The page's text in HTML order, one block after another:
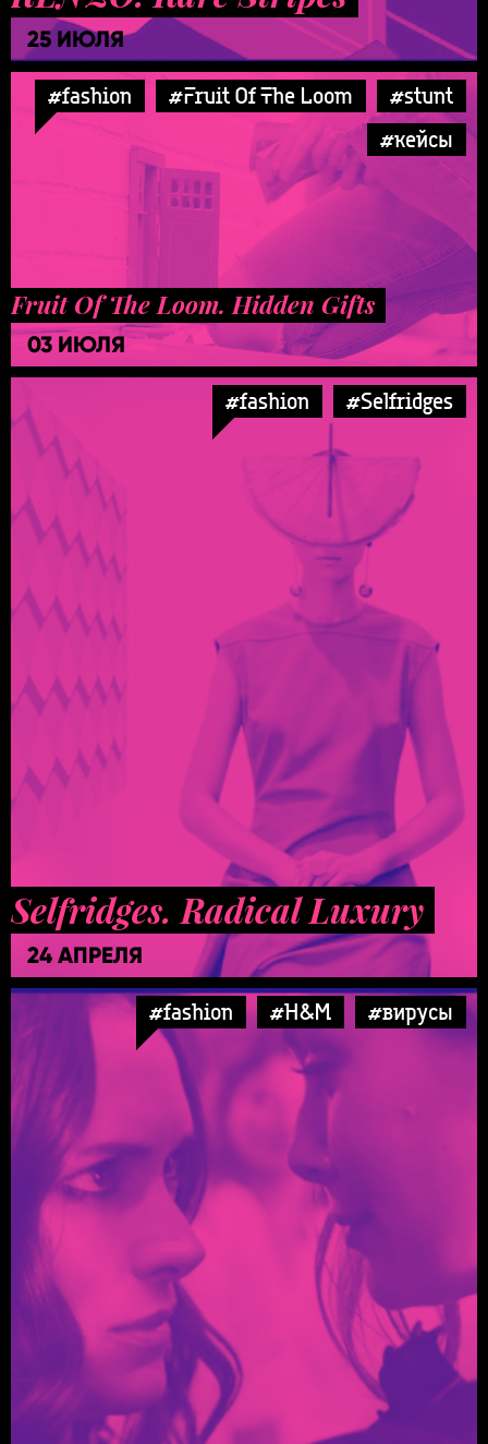
25 ИЮЛЯ
#fashion #Fruit Of The Loom
#stunt
#кейсы
Fruit Of The Loom. Hidden Gifts
03 ИЮЛЯ
#fashion #Selfridges
Selfridges. Radical Luxury
24 АПРЕЛЯ
#fashion #H&M #вирусы